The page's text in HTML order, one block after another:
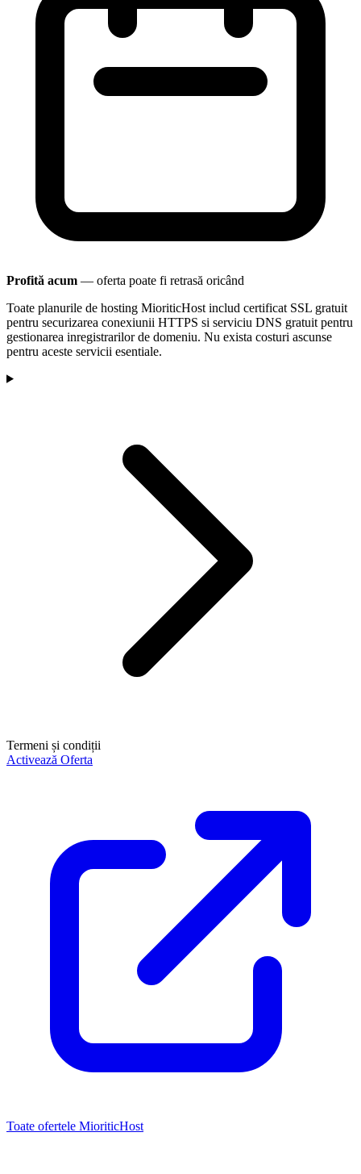
Profită acum — oferta poate fi retrasă oricând
Toate planurile de hosting MioriticHost includ certificat SSL gratuit
pentru securizarea conexiunii HTTPS si serviciu DNS gratuit pentru
gestionarea inregistrarilor de domeniu. Nu exista costuri ascunse
pentru aceste servicii esentiale.
Termeni și condiții
Activează Oferta
Toate ofertele MioriticHost